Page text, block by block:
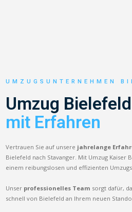
UMZUGSUNTERNEHMEN
Umzug
mit Erfahren
Vertrauen Sie auf unsere jahrelange
Bielefeld nach Stavanger. Mit Umzug
einem reibungslosen und effizienten
Unser professionelles Team sorgt dafür,
schnell von Bielefeld an Ihrem neuen